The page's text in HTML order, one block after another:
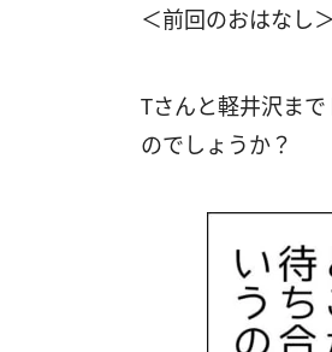
＜前回のおはなし＞
Tさんと軽井沢ま
のでしょうか？